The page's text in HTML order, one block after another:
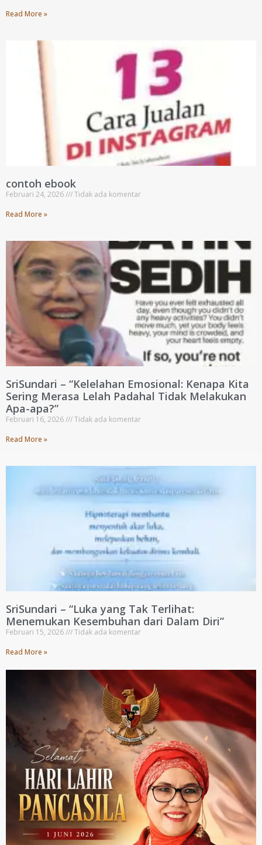
Read More »
contoh ebook
Februari 24, 2026
Tidak ada komentar
Read More »
SriSundari – “Kelelahan Emosional: Kenapa Kita
Sering Merasa Lelah Padahal Tidak Melakukan
Apa-apa?”
Februari 16, 2026
Tidak ada komentar
Read More »
SriSundari – “Luka yang Tak Terlihat:
Menemukan Kesembuhan dari Dalam Diri”
Februari 15, 2026
Tidak ada komentar
Read More »